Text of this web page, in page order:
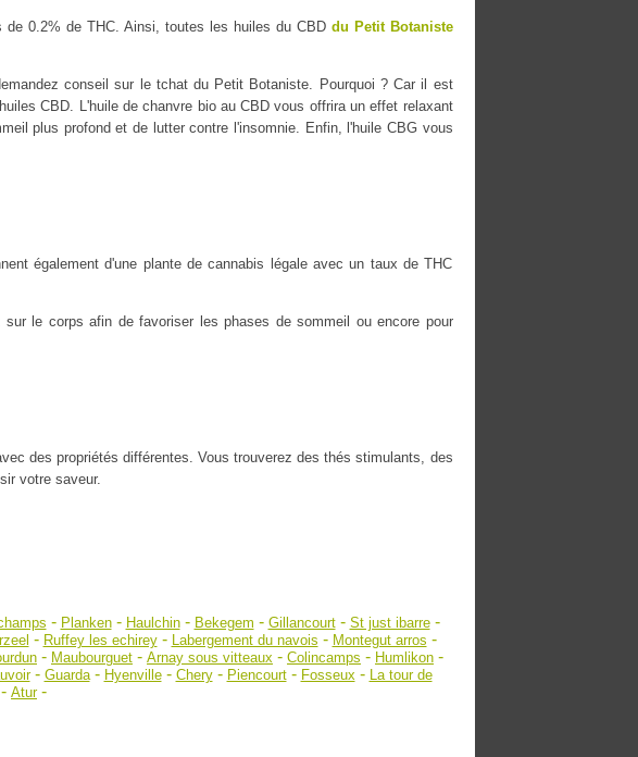
de 0.2% de THC. Ainsi, toutes les huiles du CBD du Petit Botaniste
conseil sur le tchat du Petit Botaniste. Pourquoi ? Car il est
CBD. L'huile de chanvre bio au CBD vous offrira un effet relaxant
plus profond et de lutter contre l'insomnie. Enfin, l'huile CBG vous
également d'une plante de cannabis légale avec un taux de THC
le corps afin de favoriser les phases de sommeil ou encore pour
des propriétés différentes. Vous trouverez des thés stimulants, des
votre saveur.
- Planken- Haulchin- Bekegem - Gillancourt- St just ibarre-
- Ruffey les echirey- Labergement du navois - Montegut arros -
- Maubourguet - Arnay sous vitteaux - Colincamps - Humlikon -
- Guarda- Hyenville- Chery- Piencourt- Fosseux - La tour de
- Atur-